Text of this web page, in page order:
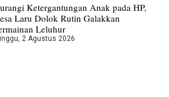
Ketergantungan Anak pada HP,
Laru Dolok Rutin Galakkan
Leluhur
2 Agustus 2026